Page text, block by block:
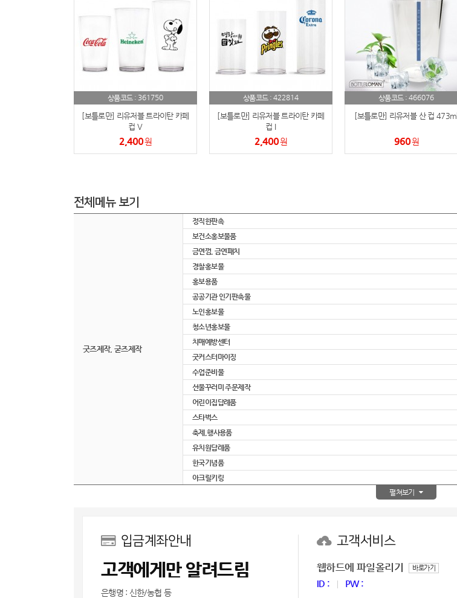
보냉
27
28 AP-100150
AP-100084
1 우산
6 양심판촉
10 AP-100125
AP-100050
상품코드 : 361750
[보틀로만] 리유저블 트라이탄 카페
컵 V
2,400원
상품코드 : 422814
[보틀로만] 리유저블 트라이탄 카페
컵 I
2,400원
상품코드 : 466076
[보틀로만] 리유저블 산 컵 473ml
960원
전체메뉴 보기
굿즈제작, 굳즈제작
정직한판촉
보건소홍보물품
금연껌, 금연패치
경찰홍보물
홍보용품
공공기관 인기판촉물
노인홍보물
청소년홍보물
치매예방센터
굿커스터마이징
수업준비물
선물꾸러미 주문제작
어린이집답례품
스타벅스
축제,행사용품
유치원답례품
한국기념품
아크릴키링
펼쳐보기
입금계좌안내
고객에게만 알려드림
은행명 : 신한/농협 등
고객서비스
웹하드에 파일올리기 바로가기
ID : PW :